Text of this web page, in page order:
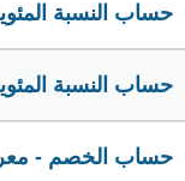
حساب النسبة
حساب النسبة
حساب الخصم -